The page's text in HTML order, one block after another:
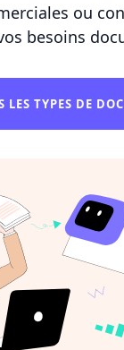
ou
besoins
LES TYPES DE